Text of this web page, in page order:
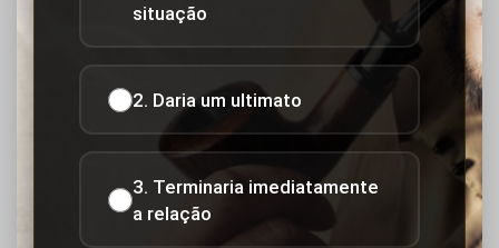
situação
2. Daria um ultimato
3. Terminaria imediatamente
a relação